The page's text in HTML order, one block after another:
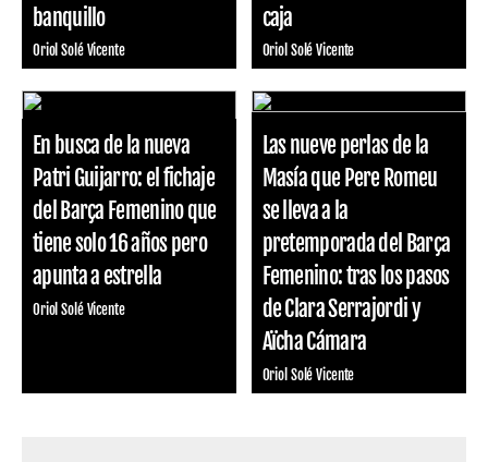
banquillo
Oriol Solé Vicente
caja
Oriol Solé Vicente
En busca de la nueva
Patri Guijarro: el fichaje
del Barça Femenino que
tiene solo 16 años pero
apunta a estrella
Oriol Solé Vicente
Las nueve perlas de la
Masía que Pere Romeu
se lleva a la
pretemporada del Barça
Femenino: tras los pasos
de Clara Serrajordi y
Aïcha Cámara
Oriol Solé Vicente